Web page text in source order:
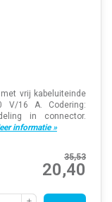
met vrij kabeluiteinde
V/16 A. Codering:
in connector.
informatie »
35,53
20,40